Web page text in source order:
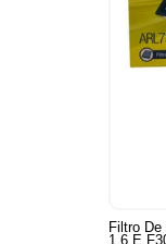
Filtro De
1.6 E